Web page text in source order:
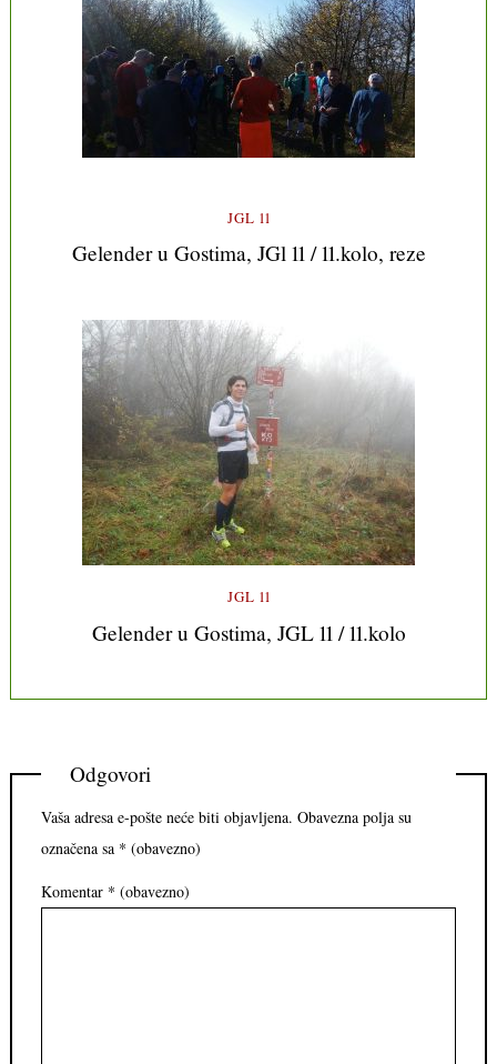
JGL 11
Gelender u Gostima, JGl 11 / 11.kolo, reze
JGL 11
Gelender u Gostima, JGL 11 / 11.kolo
Odgovori
Vaša adresa e-pošte neće biti objavljena. Obavezna polja su
označena sa * (obavezno)
Komentar * (obavezno)